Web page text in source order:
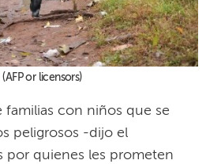
or licensors)
familias con niños que se
peligrosos -dijo el
por quienes les prometen